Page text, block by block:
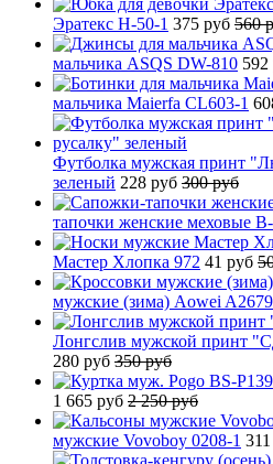
Эратекс H-50-1 375 руб 560
мальчика ASQS DW-810 592
мальчика Maierfa CL603-1
Футболка мужская принт
зеленый 228 руб 300 руб
тапочки женские меховые
Мастер Хлопка 972 41 руб
мужские (зима) Aowei
Лонгслив мужской принт
280 руб 350 руб
1 665 руб 2 250 руб
мужские Vovoboy 0208-1